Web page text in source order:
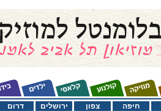
דרום ירושלים צפון חיפה